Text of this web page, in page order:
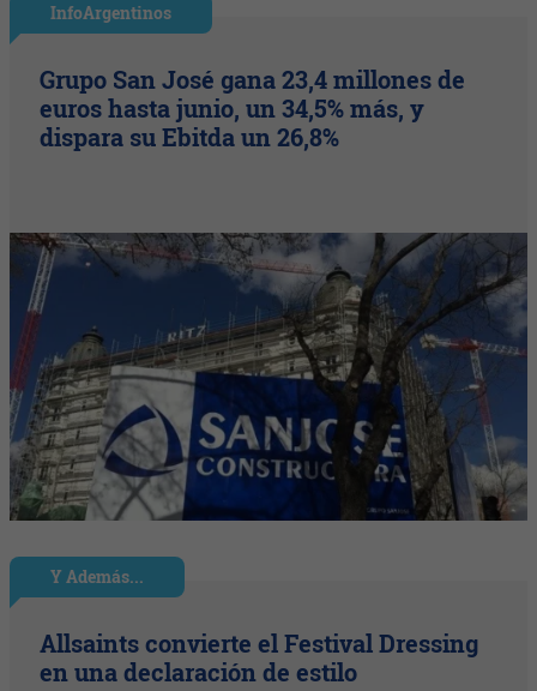
InfoArgentinos
Grupo San José gana 23,4 millones de
euros hasta junio, un 34,5% más, y
dispara su Ebitda un 26,8%
Y Además...
Allsaints convierte el Festival Dressing
en una declaración de estilo